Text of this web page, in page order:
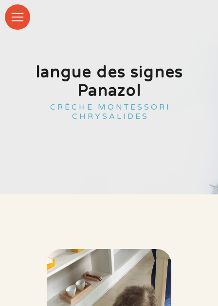
langue des signes
Panazol
CRÈCHE MONTESSORI
CHRYSALIDES
Panneau de gestion des cookies